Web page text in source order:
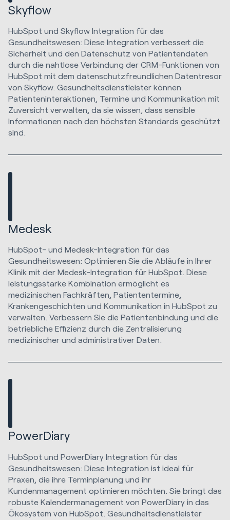
Skyflow
HubSpot und Skyflow Integration für das
Gesundheitswesen: Diese Integration verbessert die
Sicherheit und den Datenschutz von Patientendaten
durch die nahtlose Verbindung der CRM-Funktionen von
HubSpot mit dem datenschutzfreundlichen Datentresor
von Skyflow. Gesundheitsdienstleister können
Patienteninteraktionen, Termine und Kommunikation mit
Zuversicht verwalten, da sie wissen, dass sensible
Informationen nach den höchsten Standards geschützt
sind.
Medesk
HubSpot- und Medesk-Integration für das
Gesundheitswesen: Optimieren Sie die Abläufe in Ihrer
Klinik mit der Medesk-Integration für HubSpot. Diese
leistungsstarke Kombination ermöglicht es
medizinischen Fachkräften, Patiententermine,
Krankengeschichten und Kommunikation in HubSpot zu
verwalten. Verbessern Sie die Patientenbindung und die
betriebliche Effizienz durch die Zentralisierung
medizinischer und administrativer Daten.
PowerDiary
HubSpot und PowerDiary Integration für das
Gesundheitswesen: Diese Integration ist ideal für
Praxen, die ihre Terminplanung und ihr
Kundenmanagement optimieren möchten. Sie bringt das
robuste Kalendermanagement von PowerDiary in das
Ökosystem von HubSpot. Gesundheitsdienstleister